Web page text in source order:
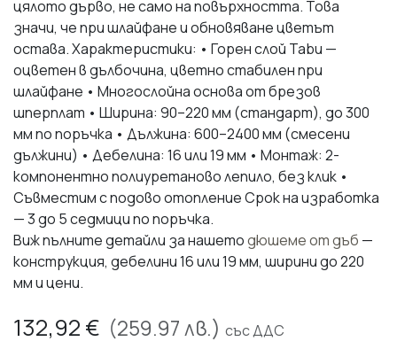
цялото дърво, не само на повърхността. Това
значи, че при шлайфане и обновяване цветът
остава. Характеристики: • Горен слой Tabu —
оцветен в дълбочина, цветно стабилен при
шлайфане • Многослойна основа от брезов
шперплат • Ширина: 90–220 мм (стандарт), до 300
мм по поръчка • Дължина: 600–2400 мм (смесени
дължини) • Дебелина: 16 или 19 мм • Монтаж: 2-
компонентно полиуретаново лепило, без клик •
Съвместим с подово отопление Срок на изработка
— 3 до 5 седмици по поръчка.
Виж пълните детайли за нашетодюшеме от дъб —
конструкция, дебелини 16 или 19 мм, ширини до 220
мм и цени.
132,92 € (259.97лв.) със ДДС